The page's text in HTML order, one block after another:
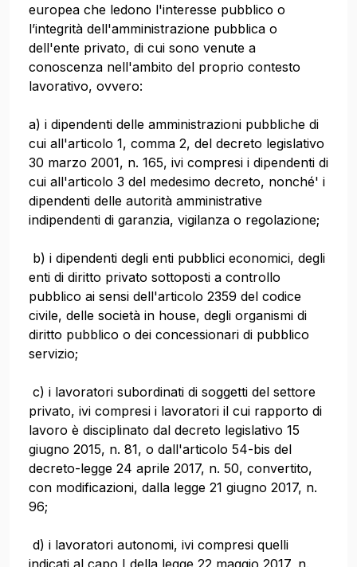
europea che ledono l'interesse pubblico o
l’integrità dell'amministrazione pubblica o
dell'ente privato, di cui sono venute a
conoscenza nell'ambito del proprio contesto
lavorativo, ovvero:
a) i dipendenti delle amministrazioni pubbliche di
cui all'articolo 1, comma 2, del decreto legislativo
30 marzo 2001, n. 165, ivi compresi i dipendenti di
cui all'articolo 3 del medesimo decreto, nonché' i
dipendenti delle autorità amministrative
indipendenti di garanzia, vigilanza o regolazione;
b) i dipendenti degli enti pubblici economici, degli
enti di diritto privato sottoposti a controllo
pubblico ai sensi dell'articolo 2359 del codice
civile, delle società in house, degli organismi di
diritto pubblico o dei concessionari di pubblico
servizio;
c) i lavoratori subordinati di soggetti del settore
privato, ivi compresi i lavoratori il cui rapporto di
lavoro è disciplinato dal decreto legislativo 15
giugno 2015, n. 81, o dall'articolo 54-bis del
decreto-legge 24 aprile 2017, n. 50, convertito,
con modificazioni, dalla legge 21 giugno 2017, n.
96;
d) i lavoratori autonomi, ivi compresi quelli